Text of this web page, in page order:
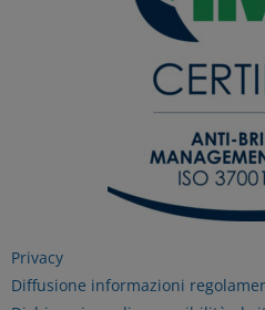
Privacy
Diffusione informazioni
tracciamento diversi da
Per maggiori
Informativa sui dati